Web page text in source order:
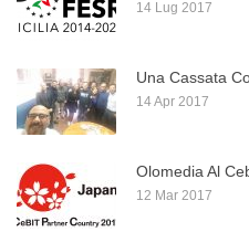
14 Lug 2017
Una Cassata
14 Apr 2017
Olomedia Al
12 Mar 2017